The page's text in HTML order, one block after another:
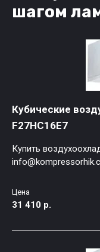
шагом
Кубические
F27HC16E7
Купить
Цена
31 410 р.